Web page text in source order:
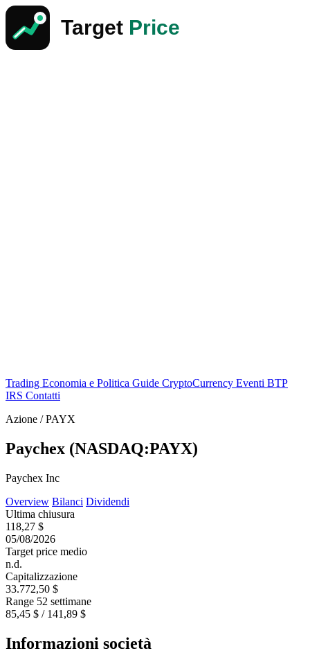
Trading Economia e Politica Guide CryptoCurrency Eventi BTP
IRS Contatti
Azione / PAYX
Paychex (NASDAQ:PAYX)
Paychex Inc
Overview Bilanci Dividendi
Ultima chiusura
118,27 $
05/08/2026
Target price medio
n.d.
Capitalizzazione
33.772,50 $
Range 52 settimane
85,45 $ / 141,89 $
Informazioni società